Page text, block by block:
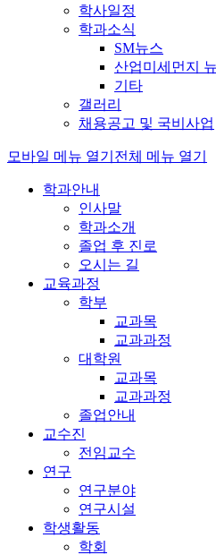
학사일정
학과소식
SM뉴스
산업미세먼지
기타
갤러리
채용공고 및 국비사업
모바일 메뉴 열기 전체 메뉴 열기
학과안내
인사말
학과소개
졸업 후 진로
오시는 길
교육과정
학부
교과목
교과과정
대학원
교과목
교과과정
졸업안내
교수진
전임교수
연구
연구분야
연구시설
학생활동
학회